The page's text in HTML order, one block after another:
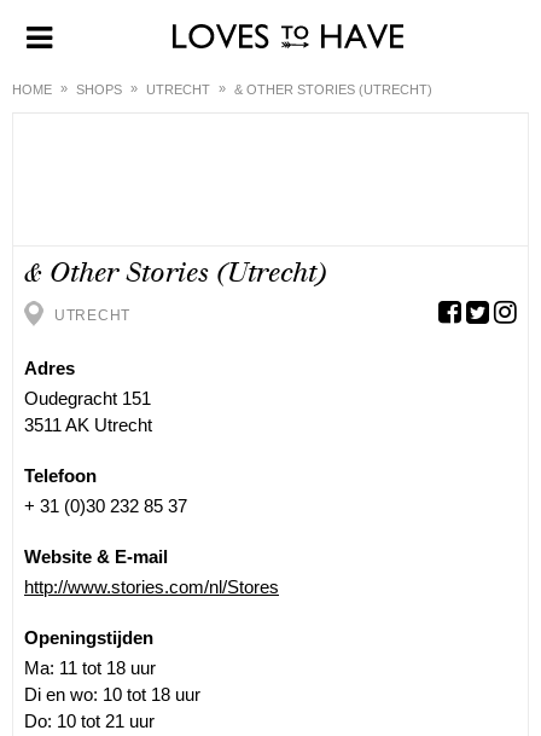
HOME SHOPS UTRECHT & OTHER STORIES (UTRECHT)
& Other Stories (Utrecht)
UTRECHT
Adres
Oudegracht 151
3511 AK Utrecht
Telefoon
+ 31 (0)30 232 85 37
Website & E-mail
http://www.stories.com/nl/Stores
Openingstijden
Ma: 11 tot 18 uur
Di en wo: 10 tot 18 uur
Do: 10 tot 21 uur